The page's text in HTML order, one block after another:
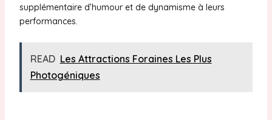
supplémentaire d’humour et de dynamisme à leurs
performances.
READ Les Attractions Foraines Les Plus
Photogéniques